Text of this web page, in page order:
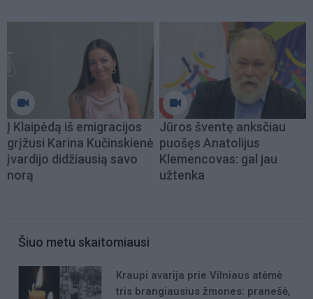
Į Klaipėdą iš emigracijos
grįžusi Karina Kučinskienė
įvardijo didžiausią savo
norą
Jūros šventę anksčiau
puošęs Anatolijus
Klemencovas: gal jau
užtenka
Šiuo metu skaitomiausi
Kraupi avarija prie Vilniaus atėmė
tris brangiausius žmones: pranešė,